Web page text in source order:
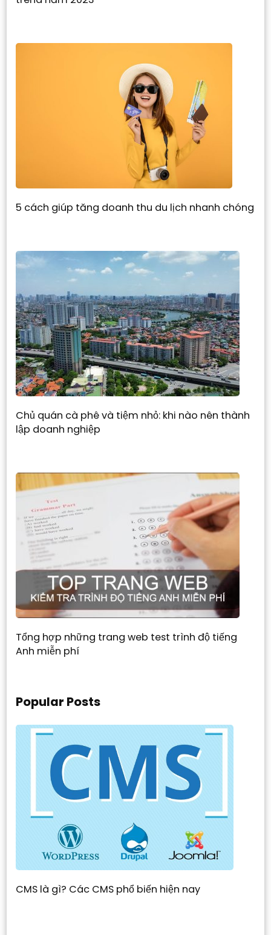
5 cách giúp tăng doanh thu du lịch nhanh chóng
Chủ quán cà phê và tiệm nhỏ: khi nào nên thành
lập doanh nghiệp
Tổng hợp những trang web test trình độ tiếng
Anh miễn phí
Popular Posts
CMS là gì? Các CMS phổ biến hiện nay